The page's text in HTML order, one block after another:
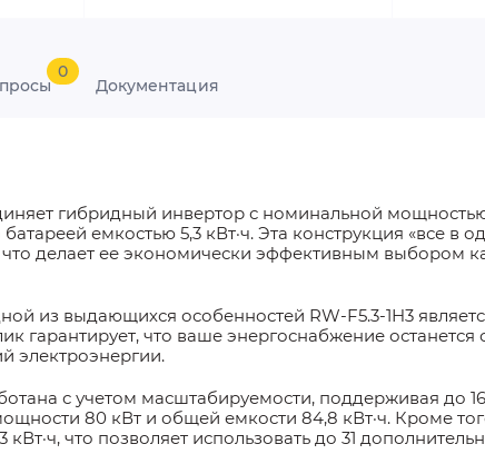
0
Документация
гибридный инвертор с номинальной
емкостью 5,3 кВт·ч. Эта конструкция «все в
делает ее экономически эффективным выбором
из выдающихся особенностей RW-F5.3-1H3
гарантирует, что ваше энергоснабжение останется
электроэнергии.
с учетом масштабируемости, поддерживая до
80 кВт и общей емкости 84,8 кВт·ч. Кроме
что позволяет использовать до 31